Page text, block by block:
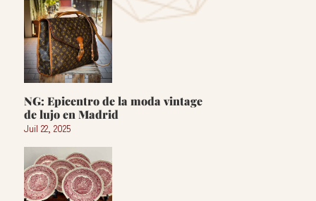
NG: Epicentro de la moda vintage
de lujo en Madrid
Juil 22, 2025